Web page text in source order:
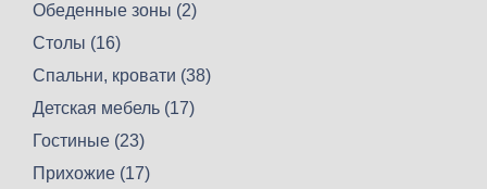
Обеденные зоны (2)
Столы (16)
Спальни, кровати (38)
Детская мебель (17)
Гостиные (23)
Прихожие (17)